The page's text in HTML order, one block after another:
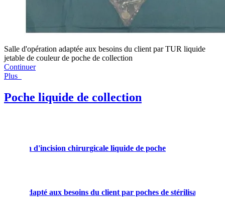
Salle d'opération adaptée aux besoins du client par TUR liquide
jetable de couleur de poche de collection
Continuer
Plus
Poche liquide de collection
section d'incision chirurgicale liquide de poche
adapté aux besoins du client par poches de stérilisation